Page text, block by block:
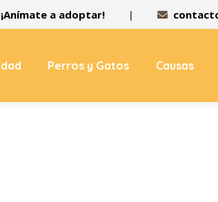
¡Anímate a adoptar! |
Perros y Gatos Causas